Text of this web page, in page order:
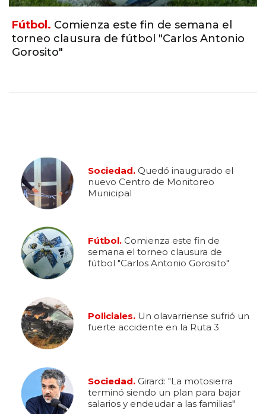
Fútbol. Comienza este fin de semana el
torneo clausura de fútbol "Carlos Antonio
Gorosito"
Sociedad. Quedó inaugurado el
nuevo Centro de Monitoreo
Municipal
Fútbol. Comienza este fin de
semana el torneo clausura de
fútbol "Carlos Antonio Gorosito"
Policiales. Un olavarriense sufrió un
fuerte accidente en la Ruta 3
Sociedad. Girard: "La motosierra
terminó siendo un plan para bajar
salarios y endeudar a las familias"